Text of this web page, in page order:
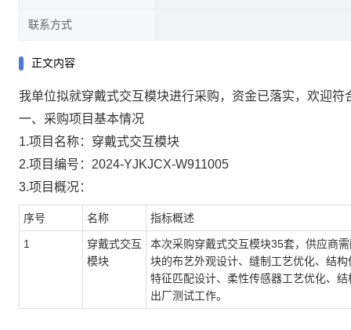
联系方式
正文内容
我单位拟就穿戴式交互模块进行采购，资金已落实，欢迎
一、采购项目基本情况
1.项目名称：穿戴式交互模块
2.项目编号： 2024-YJKJCX-W911005
3.项目概况：
序号 名称 指标概述
1
穿戴式交互
模块
本次采购穿戴式交互模块35套，供应商
块的布艺外观设计、缝制工艺优化、结
特征匹配设计、柔性传感器工艺优化、
出厂测试工作。